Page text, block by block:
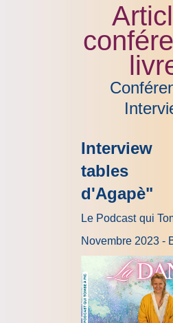
tables
d'Agapè"
Le Podcast qui
Novembre 2023 -